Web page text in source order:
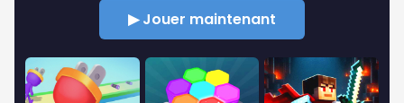
▶ Jouer maintenant